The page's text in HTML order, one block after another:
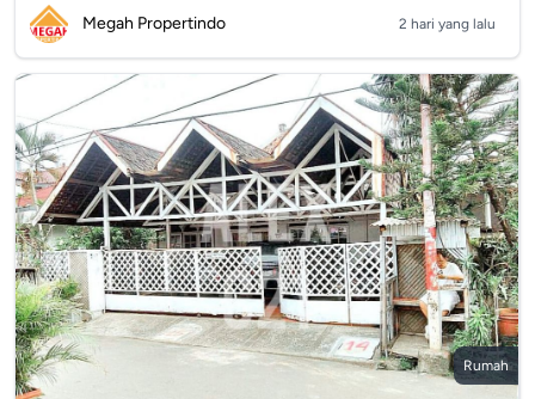
Megah Propertindo 2 hari yang lalu
Rumah